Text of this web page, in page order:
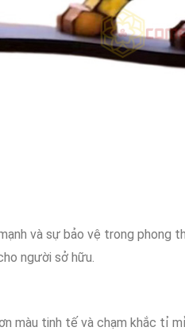
và sự bảo vệ trong phong
người sở hữu.
tinh tế và chạm khắc tỉ